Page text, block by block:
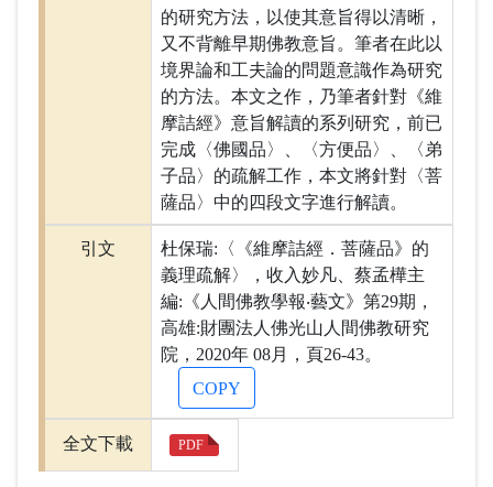
的研究方法，以使其意旨得以清晰，
又不背離早期佛教意旨。筆者在此以
境界論和工夫論的問題意識作為研究
的方法。本文之作，乃筆者針對《維
摩詰經》意旨解讀的系列研究，前已
完成〈佛國品〉、〈方便品〉、〈弟
子品〉的疏解工作，本文將針對〈菩
薩品〉中的四段文字進行解讀。
引文
杜保瑞:〈《維摩詰經．菩薩品》的
義理疏解〉，收入妙凡、蔡孟樺主
編:《人間佛教學報‧藝文》第29期，
高雄:財團法人佛光山人間佛教研究
院，2020年 08月，頁26-43。
COPY
全文下載 PDF